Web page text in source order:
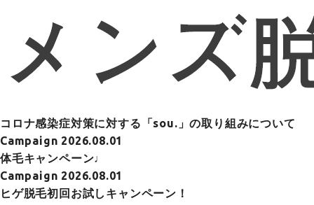
コロナ感染症対策に対する「sou.」の取り組みについて
Campaign 2026.08.01
体毛キャンペーン♩
Campaign 2026.08.01
ヒゲ脱毛初回お試しキャンペーン！